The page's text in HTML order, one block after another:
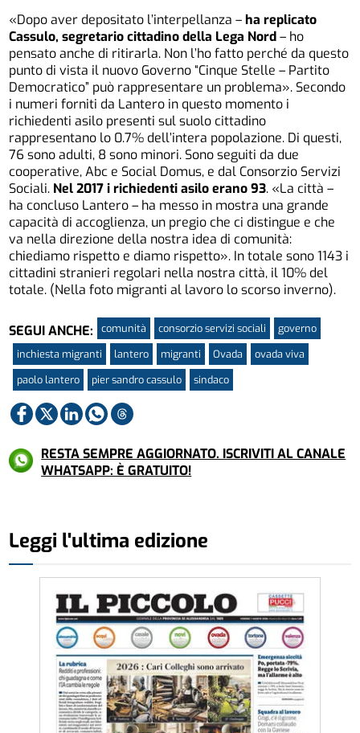
«Dopo aver depositato l’interpellanza –ha replicato
Cassulo, segretario cittadino della Lega Nord– ho
pensato anche di ritirarla. Non l’ho fatto perché da questo
punto di vista il nuovo Governo “Cinque Stelle – Partito
Democratico” può rappresentare un problema». Secondo
i numeri forniti da Lantero in questo momento i
richiedenti asilo presenti sul suolo cittadino
rappresentano lo 0.7% dell’intera popolazione. Di questi,
76 sono adulti, 8 sono minori. Sono seguiti da due
cooperative, Abc e Social Domus, e dal Consorzio Servizi
Sociali. Nel 2017 i richiedenti asilo erano 93. «La città –
ha concluso Lantero – ha messo in mostra una grande
capacità di accoglienza, un pregio che ci distingue e che
va nella direzione della nostra idea di comunità:
chiediamo rispetto e diamo rispetto». In totale sono 1143 i
cittadini stranieri regolari nella nostra città, il 10% del
totale. (Nella foto migranti al lavoro lo scorso inverno).
SEGUI ANCHE: comunità consorzio servizi sociali
governo
inchiesta migranti
lantero migranti Ovada
ovada viva
paolo lantero
pier sandro cassulo sindaco
RESTA SEMPRE AGGIORNATO. ISCRIVITI AL CANALE
WHATSAPP: È GRATUITO!
Leggi l'ultima edizione